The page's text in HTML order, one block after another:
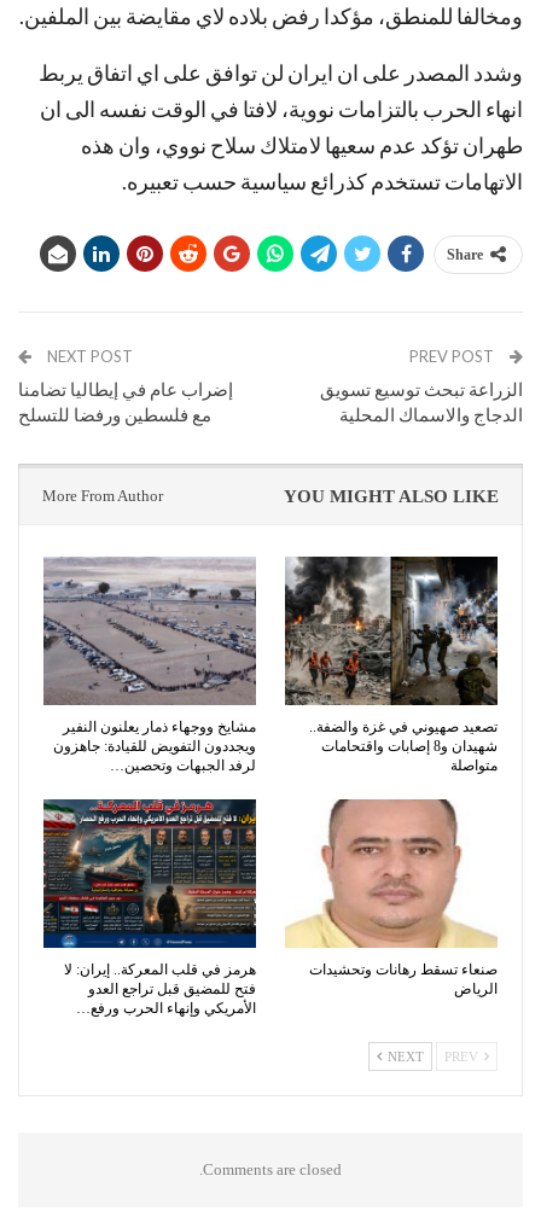
ومخالفا للمنطق، مؤكدا رفض بلاده لاي مقايضة بين الملفين.
وشدد المصدر على ان ايران لن توافق على اي اتفاق يربط
انهاء الحرب بالتزامات نووية، لافتا في الوقت نفسه الى ان
طهران تؤكد عدم سعيها لامتلاك سلاح نووي، وان هذه
الاتهامات تستخدم كذرائع سياسية حسب تعبيره.
Share
الزراعة تبحث توسيع تسويق
الدجاج والاسماك المحلية
NEXT POST
إضراب عام في إيطاليا تضامنا
مع فلسطين ورفضا للتسلح
YOU MIGHT ALSO LIKE
More From Author
تصعيد صهيوني في غزة والضفة..
شهيدان و8 إصابات واقتحامات
متواصلة
مشايخ ووجهاء ذمار يعلنون النفير
ويجددون التفويض للقيادة: جاهزون
لرفد الجبهات وتحصين…
صنعاء تسقط رهانات وتحشيدات
الرياض
هرمز في قلب المعركة.. إيران: لا
فتح للمضيق قبل تراجع العدو
الأمريكي وإنهاء الحرب ورفع…
NEXT
Comments are closed.